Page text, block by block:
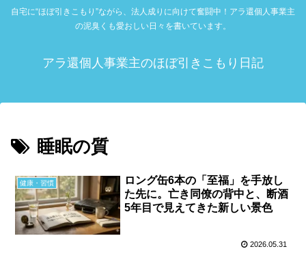
自宅に“ほぼ引きこもり”ながら、法人成りに向けて奮闘中！アラ還個人事業主
の泥臭くも愛おしい日々を書いています。
アラ還個人事業主のほぼ引きこもり日記
睡眠の質
健康・習慣
ロング缶6本の「至福」を手放し
た先に。亡き同僚の背中と、断酒
5年目で見えてきた新しい景色
2026.05.31